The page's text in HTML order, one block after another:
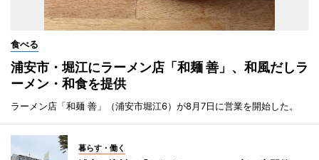
食べる
浦安市・堀江にラーメン店「和麺 善」、和風だしラ
ーメン・和食を提供
ラーメン店「和麺 善」（浦安市堀江6）が8月7日に営業を開始した。
暮らす・働く